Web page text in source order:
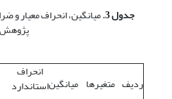
جدول 3. میانگین، انحراف معیار و
پژوهش
ردیف متغیرها میانگین
انحراف
استاندارد